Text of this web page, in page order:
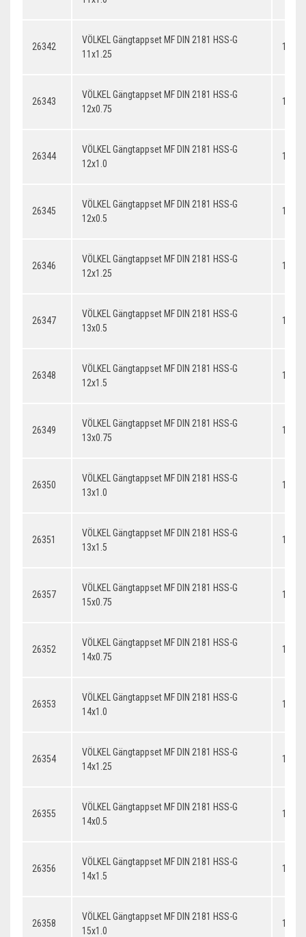
26342
VÖLKEL Gängtappset MF DIN 2181 HSS-G
11x1.25
26343
VÖLKEL Gängtappset MF DIN 2181 HSS-G
12x0.75
26344
VÖLKEL Gängtappset MF DIN 2181 HSS-G
12x1.0
26345
VÖLKEL Gängtappset MF DIN 2181 HSS-G
12x0.5
26346
VÖLKEL Gängtappset MF DIN 2181 HSS-G
12x1.25
26347
VÖLKEL Gängtappset MF DIN 2181 HSS-G
13x0.5
26348
VÖLKEL Gängtappset MF DIN 2181 HSS-G
12x1.5
26349
VÖLKEL Gängtappset MF DIN 2181 HSS-G
13x0.75
26350
VÖLKEL Gängtappset MF DIN 2181 HSS-G
13x1.0
26351
VÖLKEL Gängtappset MF DIN 2181 HSS-G
13x1.5
26357
VÖLKEL Gängtappset MF DIN 2181 HSS-G
15x0.75
26352
VÖLKEL Gängtappset MF DIN 2181 HSS-G
14x0.75
26353
VÖLKEL Gängtappset MF DIN 2181 HSS-G
14x1.0
26354
VÖLKEL Gängtappset MF DIN 2181 HSS-G
14x1.25
26355
VÖLKEL Gängtappset MF DIN 2181 HSS-G
14x0.5
26356
VÖLKEL Gängtappset MF DIN 2181 HSS-G
14x1.5
26358
VÖLKEL Gängtappset MF DIN 2181 HSS-G
15x1.0